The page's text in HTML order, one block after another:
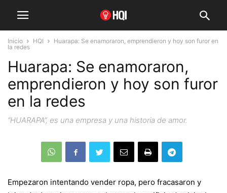
Inicio HQI
Huarapa: Se enamoraron, emprendieron y hoy son furor en
la redes
Huarapa: Se enamoraron,
emprendieron y hoy son furor
en la redes
“HUARAPA”, es una empresa y una historia de amor.
Empezaron intentando vender ropa, pero fracasaron y